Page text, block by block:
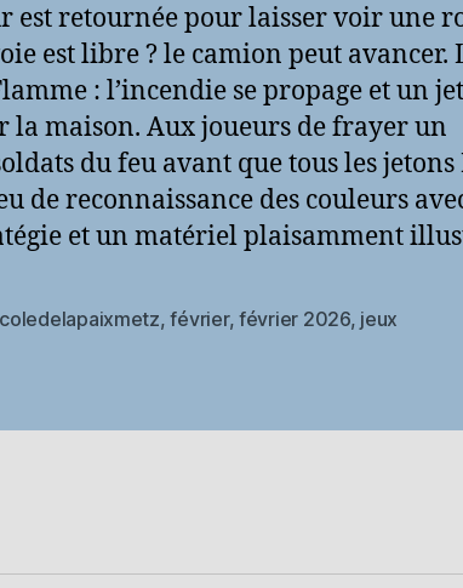
est retournée pour laisser voir une
est libre ? le camion peut avancer.
: l’incendie se propage et un
la maison. Aux joueurs de frayer un
du feu avant que tous les jetons
de reconnaissance des couleurs
et un matériel plaisamment
,février, février 2026, jeux